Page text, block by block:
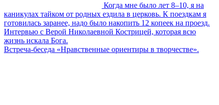
Когда мне было лет 8–10, я на
каникулах тайком от родных ездила в церковь. К поездкам я
готовилась заранее, надо было накопить 12 копеек на проезд.
Интервью с Верой Николаевной Кострицей, которая всю
жизнь искала Бога.
Встреча-беседа «Нравственные ориентиры в творчестве».